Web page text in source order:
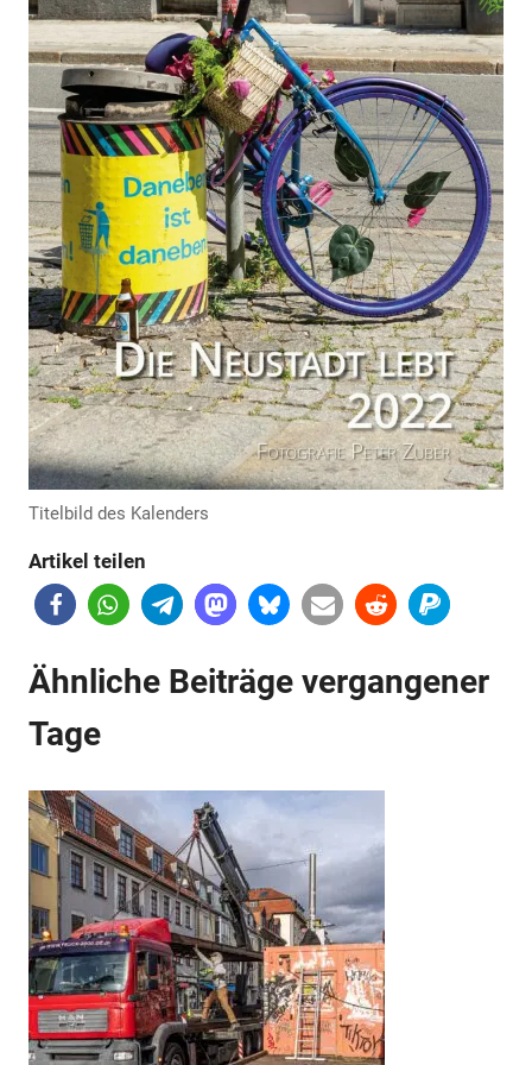
Anzeige
Anzeige
Anzeige
Titelbild des Kalenders
Artikel teilen
Ähnliche Beiträge vergangener
Tage